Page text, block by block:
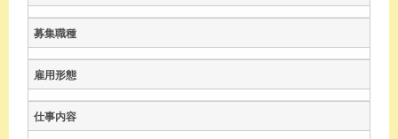
募集職種
雇用形態
仕事内容